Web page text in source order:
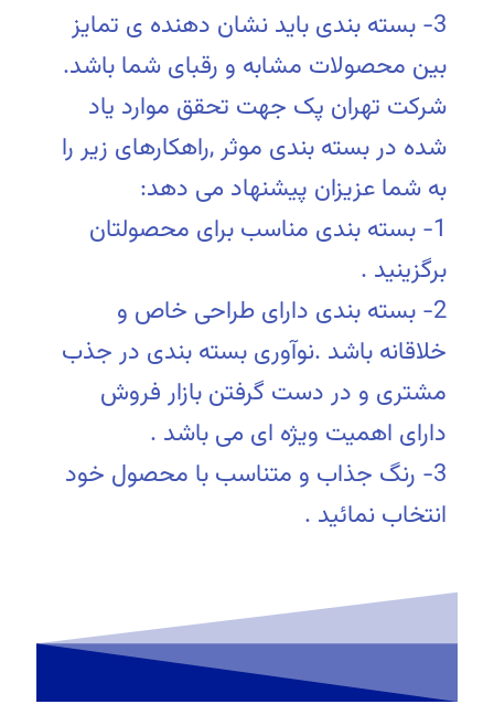
3- بسته بندی باید نشان دهنده ی تمایز
بین محصولات مشابه و رقبای شما باشد.
شرکت تهران پک جهت تحقق موارد یاد
شده در بسته بندی موثر ,راهکارهای زیر را
به شما عزیزان پیشنهاد می دهد:
1- بسته بندی مناسب برای محصولتان
برگزینید .
2- بسته بندی دارای طراحی خاص و
خلاقانه باشد .نوآوری بسته بندی در جذب
مشتری و در دست گرفتن بازار فروش
دارای اهمیت ویژه ای می باشد .
3- رنگ جذاب و متناسب با محصول خود
انتخاب نمائید .